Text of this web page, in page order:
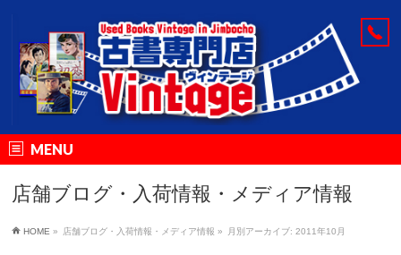
MENU
店舗ブログ・入荷情報・メディア情報
HOME » 店舗ブログ・入荷情報・メディア情報 » 月別アーカイブ: 2011年10月